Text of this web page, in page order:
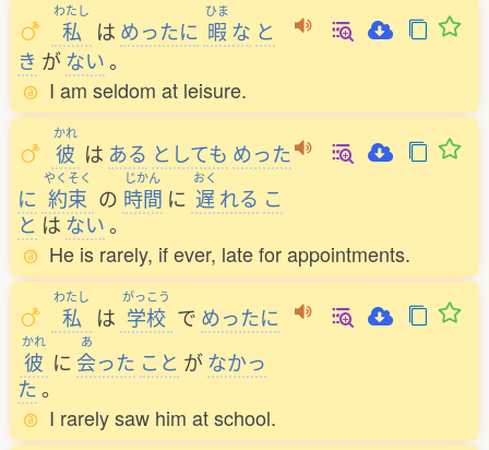
わたし
私 は めったに
ひま
暇 な と
き がない。
I am seldom at leisure.
かれ
彼 は ある としても めった
に
やくそく
約束 の
じかん
時間 に
おく
遅 れる こ
と は ない。
He is rarely, if ever, late for appointments.
わたし
私 は
がっこう
学校 で めったに
かれ
彼 に
あ
会った こと がなかっ
た。
I rarely saw him at school.